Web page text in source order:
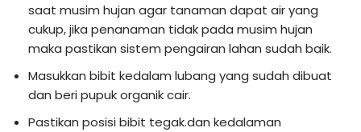
saat musim hujan agar tanaman dapat air yang
cukup, jika penanaman tidak pada musim hujan
maka pastikan sistem pengairan lahan sudah baik.
Masukkan bibit kedalam lubang yang sudah dibuat
dan beri pupuk organik cair.
Pastikan posisi bibit tegak.dan kedalaman